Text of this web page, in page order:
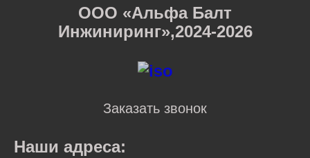
ООО «Альфа Балт
Инжиниринг»,2024-2026
Заказать звонок
Наши адреса: